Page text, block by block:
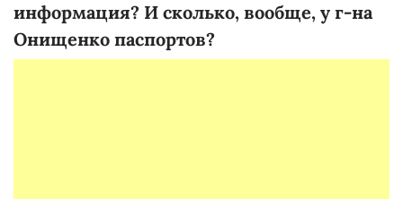
информация? И сколько, вообще, у г-на
Онищенко паспортов?